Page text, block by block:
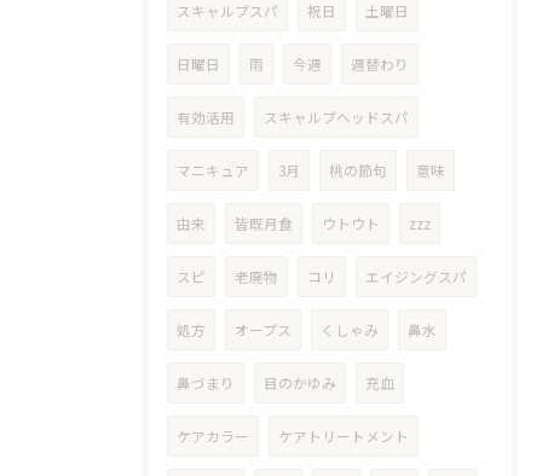
スキャルプスパ 祝日 土曜日
日曜日 雨 今週 週替わり
有効活用 スキャルプヘッドスパ
マニキュア 3月 桃の節句 意味
由来 皆既月食 ウトウト zzz
スピ 老廃物 コリ エイジングスパ
処方 オープス くしゃみ 鼻水
鼻づまり 目のかゆみ 充血
ケアカラー ケアトリートメント